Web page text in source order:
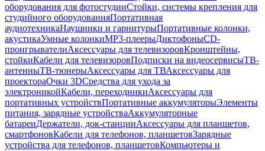
оборудования для фотостудииСтойки, системы крепления для
студийного оборудованияПортативная
аудиотехникаНаушники и гарнитурыПортативные колонки,
акустикаУмные колонкиMP3-плеерыДиктофоныCD-
проигрывателиАксессуары для телевизоровКронштейны,
стойкиКабели для телевизоровПодписки на видеосервисыТВ-
антенныТВ-тюнерыАксессуары для ТВАксессуары для
проектораОчки 3DСредства для ухода за
электроникойКабели, переходникиАксессуары для
портативных устройствПортативные аккумуляторыЭлементы
питания, зарядные устройстваАккумуляторные
батареиДержатели, док-станцииАксессуары для планшетов,
смартфоновКабели для телефонов, планшетовЗарядные
устройства для телефонов, планшетовКомпьютеры и